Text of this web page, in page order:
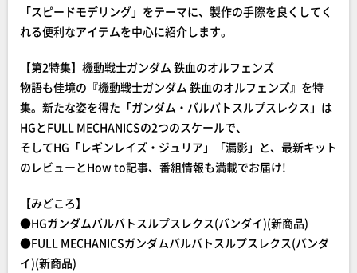
「スピードモデリング」をテーマに、製作の手際を良くしてく
れる便利なアイテムを中心に紹介します。
【第2特集】機動戦士ガンダム 鉄血のオルフェンズ
物語も佳境の『機動戦士ガンダム 鉄血のオルフェンズ』を特
集。新たな姿を得た「ガンダム・バルバトスルプスレクス」は
HGとFULL MECHANICSの2つのスケールで、
そしてHG「レギンレイズ・ジュリア」「漏影」と、最新キット
のレビューとHow to記事、番組情報も満載でお届け!
【みどころ】
●HGガンダムバルバトスルプスレクス(バンダイ)(新商品)
●FULL MECHANICSガンダムバルバトスルプスレクス(バンダ
イ)(新商品)